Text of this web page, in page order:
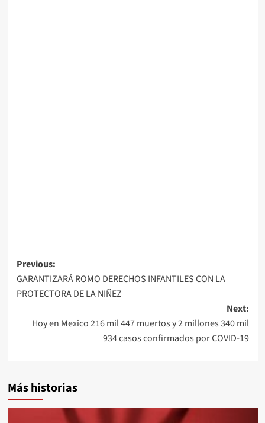
Post
navigation
Previous:
GARANTIZARÁ ROMO DERECHOS INFANTILES CON LA
PROTECTORA DE LA NIÑEZ
Next:
Hoy en Mexico 216 mil 447 muertos y 2 millones 340 mil
934 casos confirmados por COVID-19
Más historias